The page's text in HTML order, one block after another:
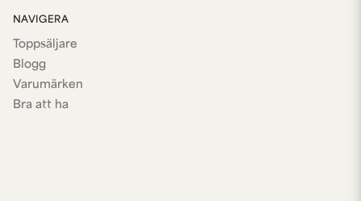
NAVIGERA
Toppsäljare
Blogg
Varumärken
Bra att ha